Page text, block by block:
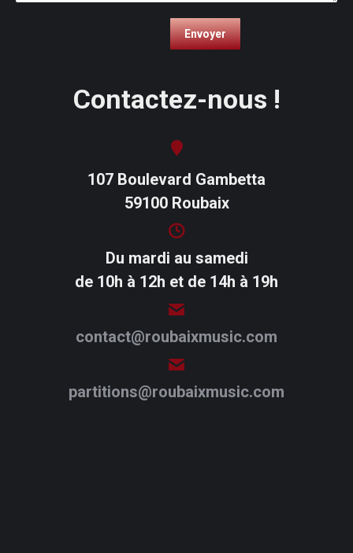
Contactez-nous !
107 Boulevard Gambetta
59100 Roubaix
Du mardi au samedi
de 10h à 12h et de 14h à 19h
contact@roubaixmusic.com
partitions@roubaixmusic.com